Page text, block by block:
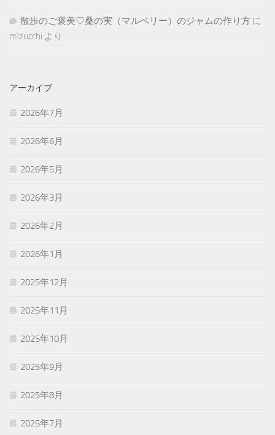
散歩のご褒美♡桑の実（マルベリー）のジャムの作り方 に
mizucchi より
アーカイブ
2026年7月
2026年6月
2026年5月
2026年3月
2026年2月
2026年1月
2025年12月
2025年11月
2025年10月
2025年9月
2025年8月
2025年7月